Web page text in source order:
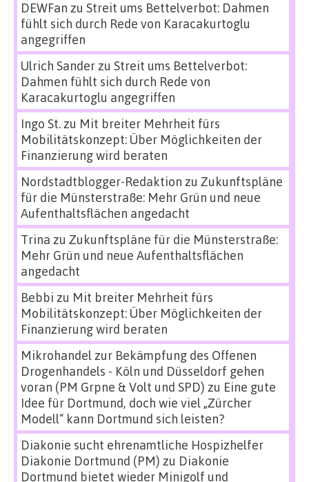
DEWFan zu Streit ums Bettelverbot: Dahmen
fühlt sich durch Rede von Karacakurtoglu
angegriffen
Ulrich Sanderzu Streit ums Bettelverbot:
Dahmen fühlt sich durch Rede von
Karacakurtoglu angegriffen
Ingo St.zu Mit breiter Mehrheit fürs
Mobilitätskonzept: Über Möglichkeiten der
Finanzierung wird beraten
Nordstadtblogger-Redaktion zu Zukunftspläne
für die Münsterstraße: Mehr Grün und neue
Aufenthaltsflächen angedacht
Trina zu Zukunftspläne für die Münsterstraße:
Mehr Grün und neue Aufenthaltsflächen
angedacht
Bebbi zu Mit breiter Mehrheit fürs
Mobilitätskonzept: Über Möglichkeiten der
Finanzierung wird beraten
Mikrohandel zur Bekämpfung des Offenen
Drogenhandels - Köln und Düsseldorf gehen
voran (PM Grpne & Volt und SPD) zu Eine gute
Idee für Dortmund, doch wie viel „Zürcher
Modell“ kann Dortmund sich leisten?
Diakonie sucht ehrenamtliche Hospizhelfer
Diakonie Dortmund (PM) zu Diakonie
Dortmund bietet wieder Minigolf und